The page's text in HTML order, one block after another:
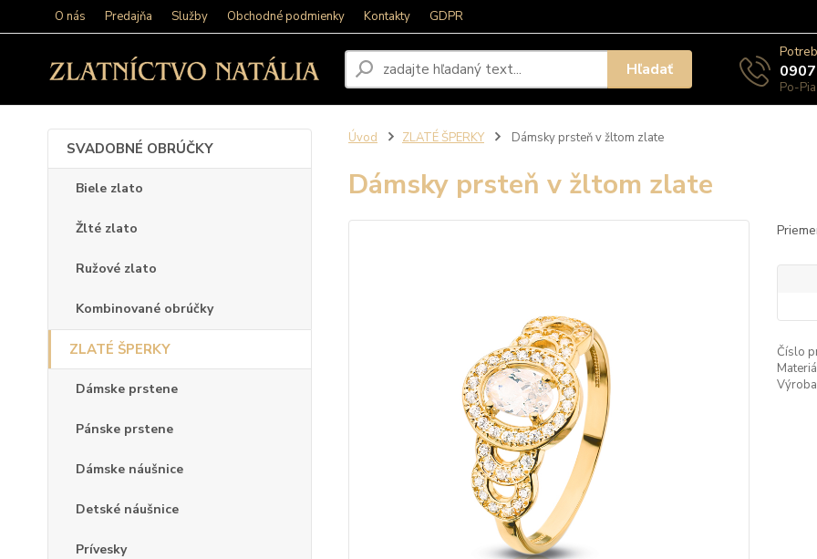
O nás Predajňa Služby Obchodné podmienky Kontakty GDPR
Hľadať
Po-
SVADOBNÉ OBRÚČKY
Biele zlato
Žlté zlato
Ružové zlato
Kombinované obrúčky
ZLATÉ ŠPERKY
Dámske prstene
Pánske prstene
Dámske náušnice
Detské náušnice
Prívesky
Úvod ZLATÉ ŠPERKY Dámsky prsteň v žltom zlate
Dámsky prsteň v žltom zlate
Číslo